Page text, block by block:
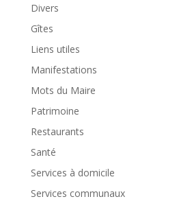
Divers
Gîtes
Liens utiles
Manifestations
Mots du Maire
Patrimoine
Restaurants
Santé
Services à domicile
Services communaux